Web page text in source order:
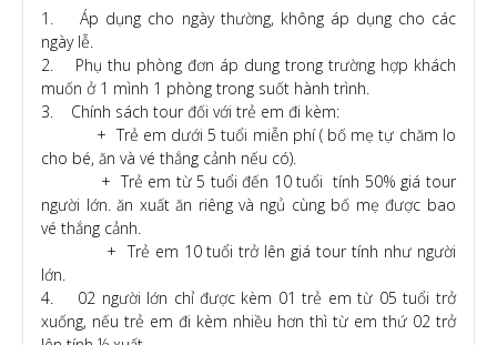
1. Áp dụng cho ngày thường, không áp dụng cho các
ngày lễ.
2. Phụ thu phòng đơn áp dung trong trường hợp khách
muốn ở 1 mình 1 phòng trong suốt hành trình.
3. Chính sách tour đối với trẻ em đi kèm:
+ Trẻ em dưới 5 tuổi miễn phí ( bố mẹ tự chăm lo
cho bé, ăn và vé thắng cảnh nếu có).
+ Trẻ em từ 5 tuổi đến 10 tuổi tính 50% giá tour
người lớn. ăn xuất ăn riêng và ngủ cùng bố mẹ được bao
vé thắng cảnh.
+ Trẻ em 10 tuổi trở lên giá tour tính như người
lớn.
4. 02 người lớn chỉ được kèm 01 trẻ em từ 05 tuổi trở
xuống, nếu trẻ em đi kèm nhiều hơn thì từ em thứ 02 trở